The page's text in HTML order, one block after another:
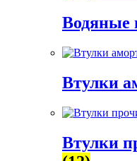
Водяные
Втулки
Втулки